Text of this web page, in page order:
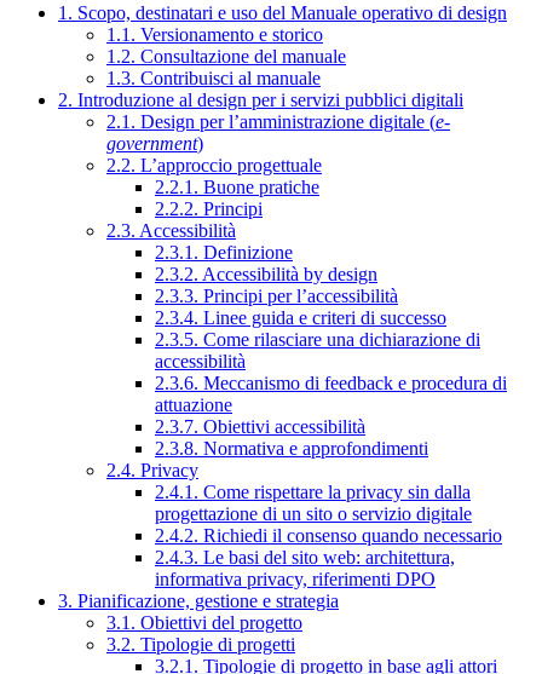
1. Scopo, destinatari e uso del Manuale operativo di design
1.1. Versionamento e storico
1.2. Consultazione del manuale
1.3. Contribuisci al manuale
2. Introduzione al design per i servizi pubblici digitali
2.1. Design per l’amministrazione digitale (e-
government)
2.2. L’approccio progettuale
2.2.1. Buone pratiche
2.2.2. Principi
2.3. Accessibilità
2.3.1. Definizione
2.3.2. Accessibilità by design
2.3.3. Principi per l’accessibilità
2.3.4. Linee guida e criteri di successo
2.3.5. Come rilasciare una dichiarazione di
accessibilità
2.3.6. Meccanismo di feedback e procedura di
attuazione
2.3.7. Obiettivi accessibilità
2.3.8. Normativa e approfondimenti
2.4. Privacy
2.4.1. Come rispettare la privacy sin dalla
progettazione di un sito o servizio digitale
2.4.2. Richiedi il consenso quando necessario
2.4.3. Le basi del sito web: architettura,
informativa privacy, riferimenti DPO
3. Pianificazione, gestione e strategia
3.1. Obiettivi del progetto
3.2. Tipologie di progetti
3.2.1. Tipologie di progetto in base agli attori